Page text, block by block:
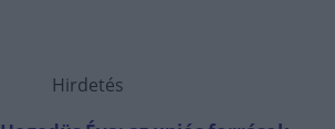
Hirdetés